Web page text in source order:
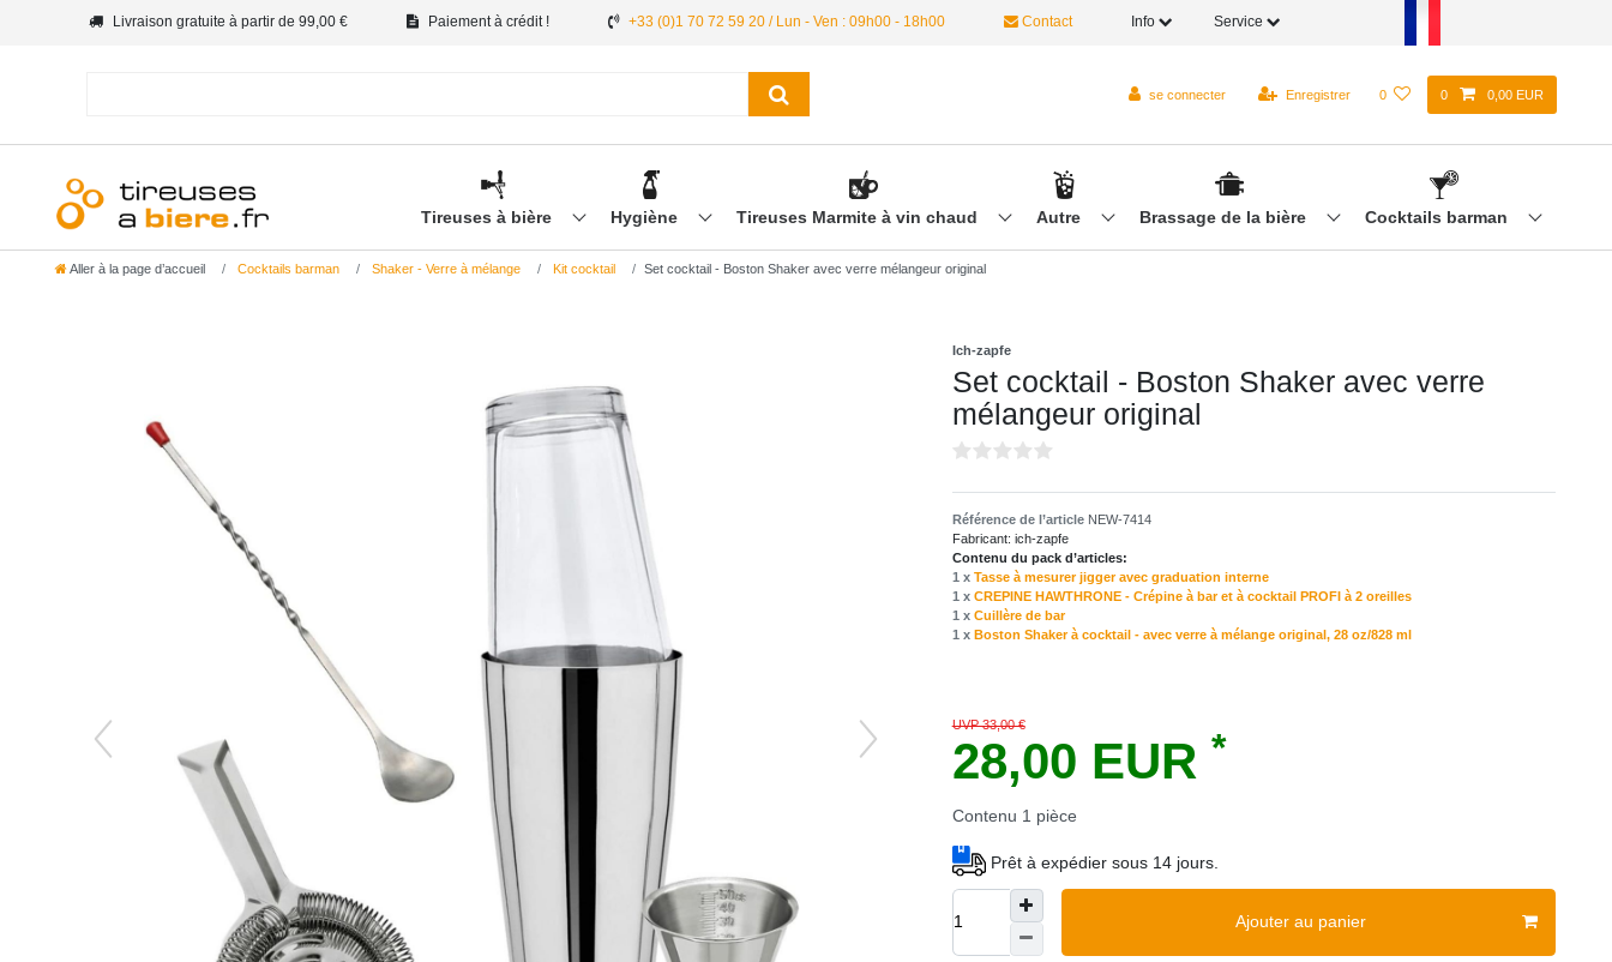
Livraison gratuite à partir de 99,00 € Paiement à crédit ! +33 (0)1 70 72 59 20 / Lun - Ven : 09h00 - 18h00 Contact Info Service
se connecter Enregistrer 0 0 0,00 EUR
Tireuses à bière Hygiène Tireuses Marmite à vin chaud Autre Brassage de la bière Cocktails barman
Aller à la page d’accueil Cocktails barman Shaker - Verre à mélange Kit cocktail Set cocktail - Boston Shaker avec verre mélangeur original
Ich-zapfe
Set cocktail - Boston Shaker avec verre
mélangeur original
Référence de l’article NEW-7414
Fabricant: ich-zapfe
Contenu du pack d’articles:
1 x Tasse à mesurer jigger avec graduation interne
1 x CREPINE HAWTHRONE - Crépine à bar et à cocktail PROFI à 2 oreilles
1 x Cuillère de bar
1 x Boston Shaker à cocktail - avec verre à mélange original, 28 oz/828 ml
UVP 33,00 €
28,00 EUR *
Contenu 1 pièce
Prêt à expédier sous 14 jours.
Ajouter au panier